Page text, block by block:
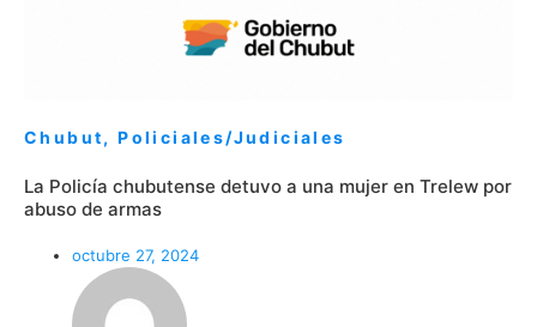
Chubut,Policiales/Judiciales
La Policía chubutense detuvo a una mujer en Trelew por
abuso de armas
octubre 27, 2024